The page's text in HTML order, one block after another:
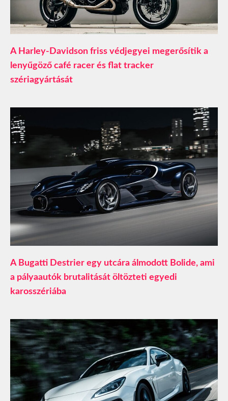
A Harley-Davidson friss védjegyei megerősítik a
lenyűgöző café racer és flat tracker
szériagyártását
A Bugatti Destrier egy utcára álmodott Bolide, ami
a pályaautók brutalitását öltözteti egyedi
karosszériába